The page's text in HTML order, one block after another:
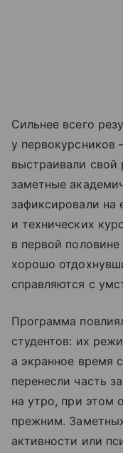
Сильнее всего
у первокурсников
выстраивали
заметные
зафиксировали на
и технических
в первой
хорошо
справляются с
Программа
студентов: их
а экранное время
перенесли часть
на утро, при этом
прежним.
активности или